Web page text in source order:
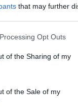
that may further
Opt Outs
of the Sharing of my
of the Sale of my
Roxx για να
σειρές και